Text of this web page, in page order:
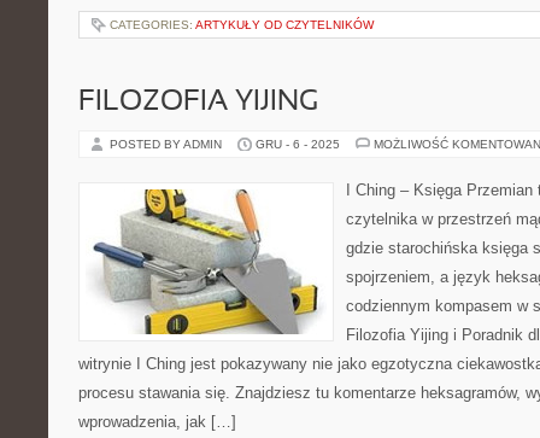
CATEGORIES: ARTYKUŁY OD CZYTELNIKÓW
FILOZOFIA YIJING
POSTED BY ADMIN GRU - 6 - 2025 MOŻLIWOŚĆ
I Ching – Księga
czytelnika w przestrzeń
gdzie starochińska księga
spojrzeniem, a język
codziennym kompasem w
Filozofia Yijing i Poradnik
witrynie I Ching jest pokazywany nie jako egzotyczna
procesu stawania się. Znajdziesz tu komentarze heksagramów,
wprowadzenia, jak […]